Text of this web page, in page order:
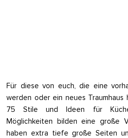
Für diese von euch, die eine
werden oder ein neues
75 Stile und Ideen für
Möglichkeiten bilden eine große
haben extra tiefe große Seiten